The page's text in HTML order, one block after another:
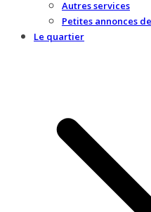
Autres services
Petites annonces
Le quartier